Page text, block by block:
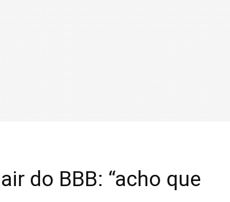
do BBB: “acho que